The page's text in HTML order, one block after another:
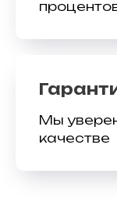
Мы
качестве